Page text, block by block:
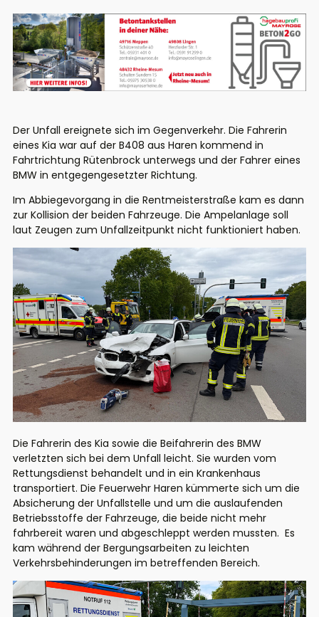
Der Unfall ereignete sich im Gegenverkehr. Die Fahrerin
eines Kia war auf der B408 aus Haren kommend in
Fahrtrichtung Rütenbrock unterwegs und der Fahrer eines
BMW in entgegengesetzter Richtung.
Im Abbiegevorgang in die Rentmeisterstraße kam es dann
zur Kollision der beiden Fahrzeuge. Die Ampelanlage soll
laut Zeugen zum Unfallzeitpunkt nicht funktioniert haben.
Die Fahrerin des Kia sowie die Beifahrerin des BMW
verletzten sich bei dem Unfall leicht. Sie wurden vom
Rettungsdienst behandelt und in ein Krankenhaus
transportiert. Die Feuerwehr Haren kümmerte sich um die
Absicherung der Unfallstelle und um die auslaufenden
Betriebsstoffe der Fahrzeuge, die beide nicht mehr
fahrbereit waren und abgeschleppt werden mussten. Es
kam während der Bergungsarbeiten zu leichten
Verkehrsbehinderungen im betreffenden Bereich.